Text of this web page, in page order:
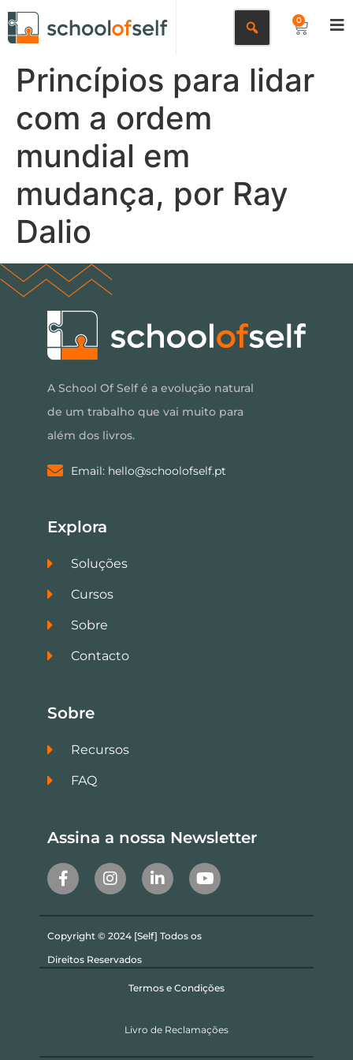
0
Princípios para lidar
com a ordem
mundial em
mudança, por Ray
Dalio
A School Of Self é a evolução natural
de um trabalho que vai muito para
além dos livros.
Email: hello@schoolofself.pt
Explora
Soluções
Cursos
Sobre
Contacto
Sobre
Recursos
FAQ
Assina a nossa Newsletter
Copyright © 2024 [Self] Todos os
Direitos Reservados
Termos e Condições
Livro de Reclamações